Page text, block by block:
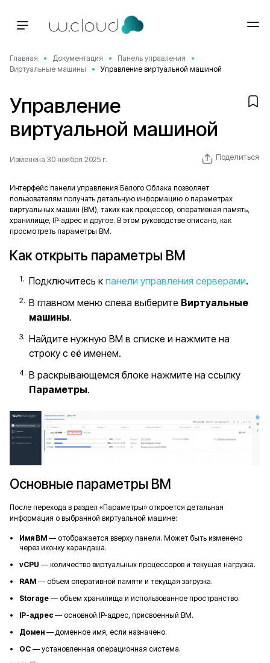
Главная Документация
Панель управления
Виртуальные машины
Управление виртуальной машиной
Управление
виртуальной машиной
Изменена 30 ноября 2025 г. Поделиться
Интерфейс панели управления Белого Облака позволяет
пользователям получать детальную информацию о параметрах
виртуальных машин (ВМ), таких как процессор, оперативная память,
хранилище, IP-адрес и другое. В этом руководстве описано, как
просмотреть параметры ВМ.
Как открыть параметры ВМ
Подключитесь к панели управления серверами.
В главном меню слева выберите Виртуальные
машины.
Найдите нужную ВМ в списке и нажмите на
строку с её именем.
В раскрывающемся блоке нажмите на ссылку
Параметры.
Основные параметры ВМ
После перехода в раздел «Параметры» откроется детальная
информация о выбранной виртуальной машине:
Имя ВМ — отображается вверху панели. Может быть изменено
через иконку карандаша.
vCPU — количество виртуальных процессоров и текущая нагрузка.
RAM — объем оперативной памяти и текущая загрузка.
Storage — объем хранилища и использованное пространство.
IP-адрес — основной IP-адрес, присвоенный ВМ.
Домен — доменное имя, если назначено.
ОС — установленная операционная система.